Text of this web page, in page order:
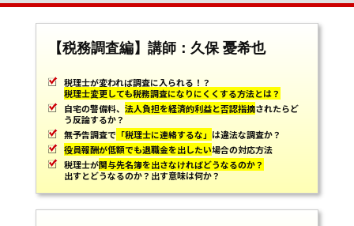
【税務調査編】講師：久保 憂希也
税理士が変われば調査に入られる！？
税理士変更しても税務調査になりにくくする方法とは？
自宅の警備料、 法人負担を経済的利益と否認指摘されたらど
う反論するか？
無予告調査で 「税理士に連絡するな」 は違法な調査か？
役員報酬が低額でも退職金を出したい場合の対応方法
税理士が関与先名簿を出さなければどうなるのか？
出すとどうなるのか？出す意味は何か？